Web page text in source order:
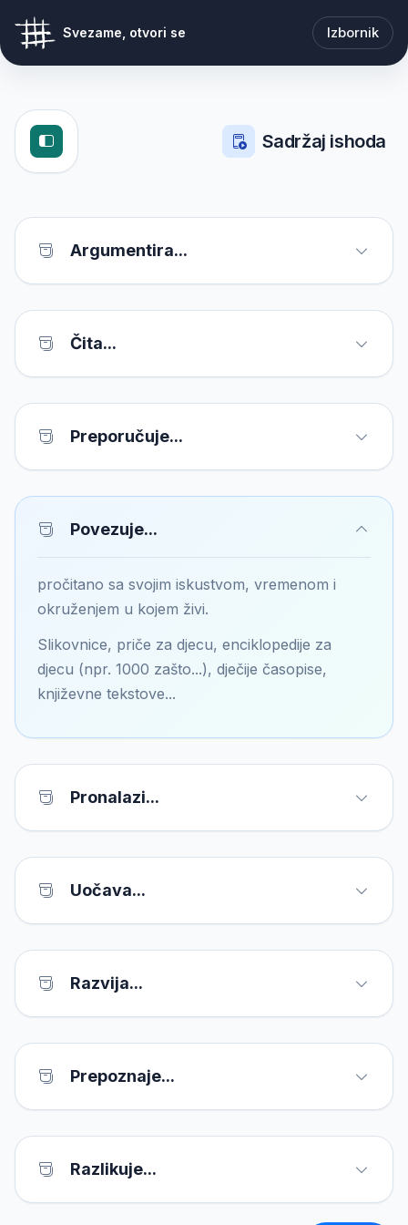
Svezame, otvori se Izbornik
Sadržaj ishoda
Argumentira...
Čita...
Preporučuje...
Povezuje...
pročitano sa svojim iskustvom, vremenom i
okruženjem u kojem živi.
Slikovnice, priče za djecu, enciklopedije za
djecu (npr. 1000 zašto...), dječije časopise,
književne tekstove...
Pronalazi...
Uočava...
Razvija...
Prepoznaje...
Razlikuje...